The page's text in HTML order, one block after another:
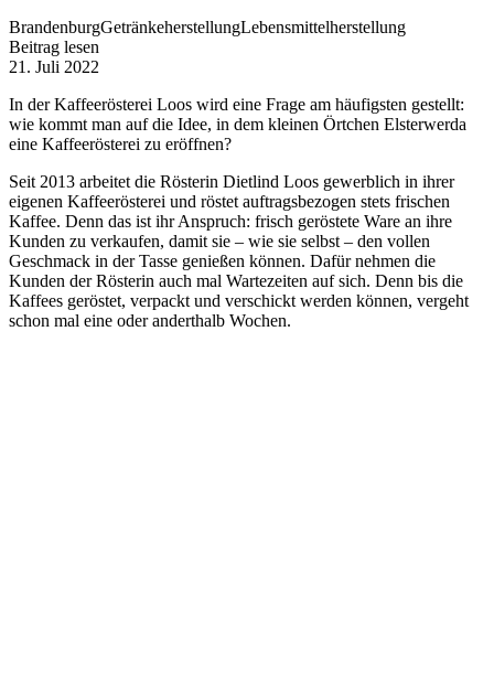
BrandenburgGetränkeherstellungLebensmittelherstellung
Beitrag lesen
21. Juli 2022
In der Kaffeerösterei Loos wird eine Frage am häufigsten gestellt:
wie kommt man auf die Idee, in dem kleinen Örtchen Elsterwerda
eine Kaffeerösterei zu eröffnen?
Seit 2013 arbeitet die Rösterin Dietlind Loos gewerblich in ihrer
eigenen Kaffeerösterei und röstet auftragsbezogen stets frischen
Kaffee. Denn das ist ihr Anspruch: frisch geröstete Ware an ihre
Kunden zu verkaufen, damit sie – wie sie selbst – den vollen
Geschmack in der Tasse genießen können. Dafür nehmen die
Kunden der Rösterin auch mal Wartezeiten auf sich. Denn bis die
Kaffees geröstet, verpackt und verschickt werden können, vergeht
schon mal eine oder anderthalb Wochen.